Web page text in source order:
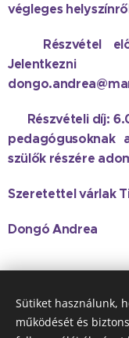
végleges
👉 Részvétel
👉 Részvételi díj:
pedagógusoknak
szülők részére
Szeretettel várlak
Dongó Andrea
Sütiket használunk,
működését és